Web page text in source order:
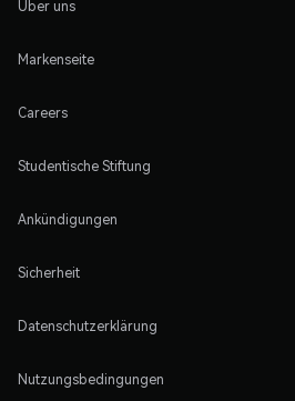
Über uns
Markenseite
Careers
Studentische Stiftung
Ankündigungen
Sicherheit
Datenschutzerklärung
Nutzungsbedingungen